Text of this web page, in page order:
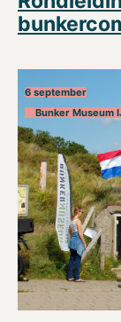
6 september
Bunker Museum